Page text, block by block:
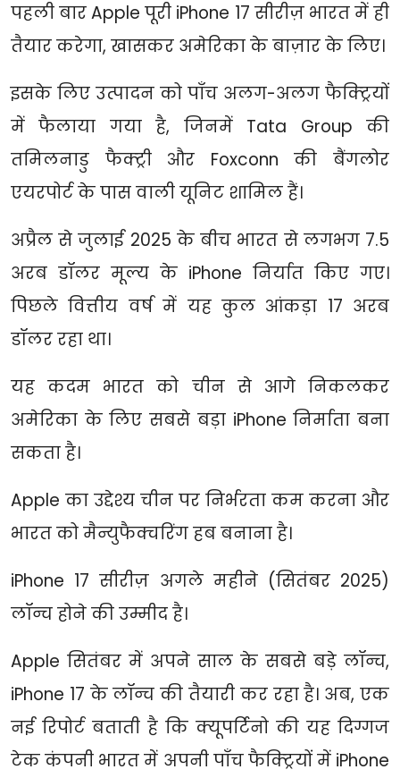
पहली बार Apple पूरी iPhone 17 सीरीज़ भारत में ही
तैयार करेगा, खासकर अमेरिका के बाज़ार के लिए।
इसके लिए उत्पादन को पाँच अलग-अलग फैक्ट्रियों
में फैलाया गया है, जिनमें Tata Group की
तमिलनाडु फैक्ट्री और Foxconn की बैंगलोर
एयरपोर्ट के पास वाली यूनिट शामिल हैं।
अप्रैल से जुलाई 2025 के बीच भारत से लगभग 7.5
अरब डॉलर मूल्य के iPhone निर्यात किए गए।
पिछले वित्तीय वर्ष में यह कुल आंकड़ा 17 अरब
डॉलर रहा था।
यह कदम भारत को चीन से आगे निकलकर
अमेरिका के लिए सबसे बड़ा iPhone निर्माता बना
सकता है।
Apple का उद्देश्य चीन पर निर्भरता कम करना और
भारत को मैन्युफैक्चरिंग हब बनाना है।
iPhone 17 सीरीज़ अगले महीने (सितंबर 2025)
लॉन्च होने की उम्मीद है।
Apple सितंबर में अपने साल के सबसे बड़े लॉन्च,
iPhone 17 के लॉन्च की तैयारी कर रहा है। अब, एक
नई रिपोर्ट बताती है कि क्यूपर्टिनो की यह दिग्गज
टेक कंपनी भारत में अपनी पाँच फैक्ट्रियों में iPhone